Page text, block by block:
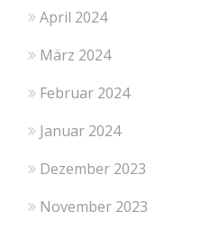
April 2024
März 2024
Februar 2024
Januar 2024
Dezember 2023
November 2023